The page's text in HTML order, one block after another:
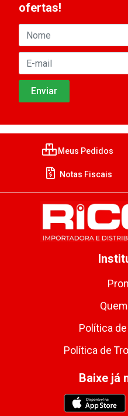
ofertas!
Meus Pedidos
Notas Fiscais
Política
Política de
Baixe já